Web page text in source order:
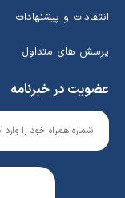
انتقادات و پیشنهادات
پرسش های متداول
عضویت در خبرنامه